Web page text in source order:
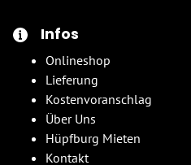
Infos
Onlineshop
Lieferung
Kostenvoranschlag
Über Uns
Hüpfburg Mieten
Kontakt